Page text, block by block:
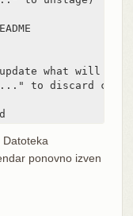
what will be
to discard
ponovno izven